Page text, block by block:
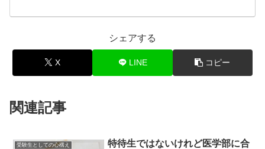
シェアする
X LINE コピー
関連記事
受験生としての心構え
特待生ではないけれど医学部に合